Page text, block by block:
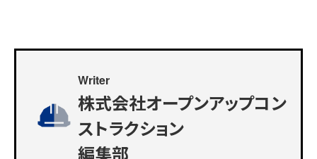
Writer
株式会社オープンアップコン
ストラクション
編集部